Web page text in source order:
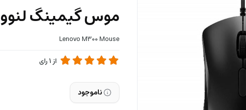
موس گیمینگ لنوو M300
Lenovo M300 Mouse
از1رای
ناموجود